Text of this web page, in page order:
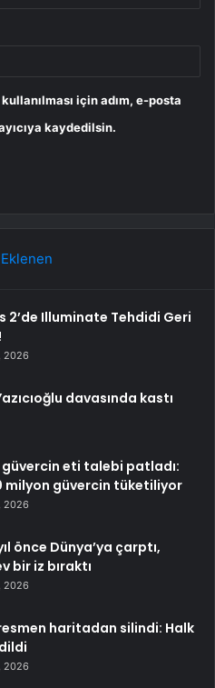
için adım, e-posta
kaydedilsin.
2’de Illuminate Tehdidi Geri
2026
davasında kastı
güvercin eti talebi patladı:
milyon güvercin tüketiliyor
2026
önce Dünya’ya çarptı,
bir iz bıraktı
2026
haritadan silindi: Halk
2026